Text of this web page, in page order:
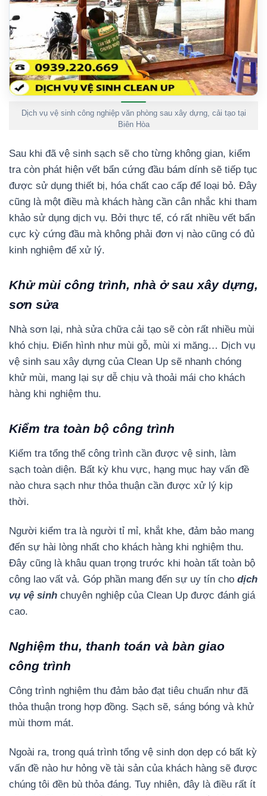
Dịch vụ vệ sinh công nghiệp văn phòng sau xây dựng, cải tạo tại
Biên Hòa
Sau khi đã vệ sinh sạch sẽ cho từng không gian, kiểm
tra còn phát hiện vết bẩn cứng đầu bám dính sẽ tiếp tục
được sử dụng thiết bị, hóa chất cao cấp để loại bỏ. Đây
cũng là một điều mà khách hàng cần cân nhắc khi tham
khảo sử dụng dịch vụ. Bởi thực tế, có rất nhiều vết bẩn
cực kỳ cứng đầu mà không phải đơn vị nào cũng có đủ
kinh nghiệm để xử lý.
Khử mùi công trình, nhà ở sau xây dựng,
sơn sửa
Nhà sơn lại, nhà sửa chữa cải tạo sẽ còn rất nhiều mùi
khó chịu. Điển hình như mùi gỗ, mùi xi măng… Dịch vụ
vệ sinh sau xây dựng của Clean Up sẽ nhanh chóng
khử mùi, mang lại sự dễ chịu và thoải mái cho khách
hàng khi nghiệm thu.
Kiểm tra toàn bộ công trình
Kiểm tra tổng thể công trình cần được vệ sinh, làm
sạch toàn diện. Bất kỳ khu vực, hạng mục hay vấn đề
nào chưa sạch như thỏa thuận cần được xử lý kịp
thời.
Người kiểm tra là người tỉ mỉ, khắt khe, đảm bảo mang
đến sự hài lòng nhất cho khách hàng khi nghiệm thu.
Đây cũng là khâu quan trọng trước khi hoàn tất toàn bộ
công lao vất vả. Góp phần mang đến sự uy tín cho dịch
vụ vệ sinh chuyên nghiệp của Clean Up được đánh giá
cao.
Nghiệm thu, thanh toán và bàn giao
công trình
Công trình nghiệm thu đảm bảo đạt tiêu chuẩn như đã
thỏa thuận trong hợp đồng. Sạch sẽ, sáng bóng và khử
mùi thơm mát.
Ngoài ra, trong quá trình tổng vệ sinh dọn dẹp có bất kỳ
vấn đề nào hư hỏng về tài sản của khách hàng sẽ được
chúng tôi đền bù thỏa đáng. Tuy nhiên, đây là điều rất ít